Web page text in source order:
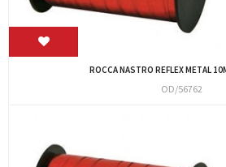
ROCCA NASTRO REFLEX METAL
OD/56762